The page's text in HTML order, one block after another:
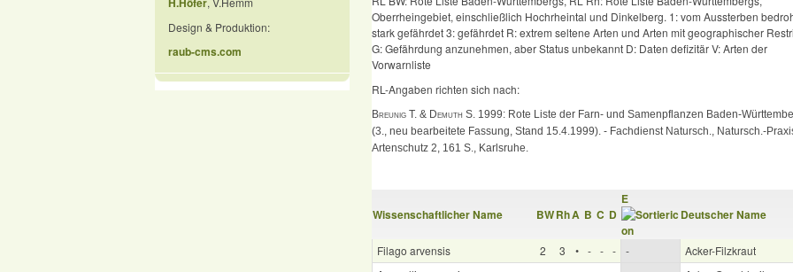
Oberrheingebiet, einschließlich Hochrheintal und Dinkelberg. 1: vom Aussterben
stark gefährdet 3: gefährdet R: extrem seltene Arten und Arten mit geographischer
G: Gefährdung anzunehmen, aber Status unbekannt D: Daten defizitär V: Arten der
Vorwarnliste
RL-Angaben richten sich nach:
Breunig T. & Demuth S. 1999: Rote Liste der Farn- und Samenpflanzen Baden-
(3., neu bearbeitete Fassung, Stand 15.4.1999). ‑ Fachdienst Natursch., Natursch.-
Artenschutz 2, 161 S., Karlsruhe.
Wissenschaftlicher Name BWRhA B C D
E
Deutscher Name
Filago arvensis 2 3 • - - - -
Acker-Filzkraut
Design & Produktion:
raub-cms.com